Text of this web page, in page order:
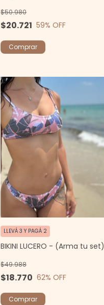
$20.721
$50.980
59% OFF
Comprar
BIKINI LUCERO - (Arma tu set)
$18.770
$49.988
62% OFF
LLEVÁ 3 Y PAGÁ 2
Comprar